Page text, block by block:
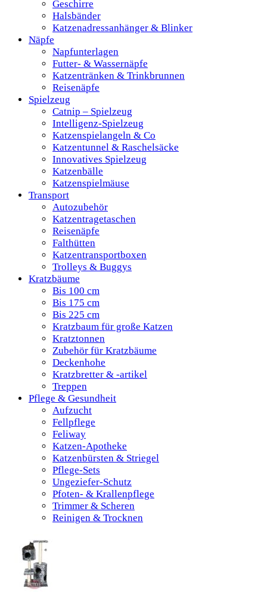
Geschirre
Halsbänder
Katzenadressanhänger & Blinker
Näpfe
Napfunterlagen
Futter- & Wassernäpfe
Katzentränken & Trinkbrunnen
Reisenäpfe
Spielzeug
Catnip – Spielzeug
Intelligenz-Spielzeug
Katzenspielangeln & Co
Katzentunnel & Raschelsäcke
Innovatives Spielzeug
Katzenbälle
Katzenspielmäuse
Transport
Autozubehör
Katzentragetaschen
Reisenäpfe
Falthütten
Katzentransportboxen
Trolleys & Buggys
Kratzbäume
Bis 100 cm
Bis 175 cm
Bis 225 cm
Kratzbaum für große Katzen
Kratztonnen
Zubehör für Kratzbäume
Deckenhohe
Kratzbretter & -artikel
Treppen
Pflege & Gesundheit
Aufzucht
Fellpflege
Feliway
Katzen-Apotheke
Katzenbürsten & Striegel
Pflege-Sets
Ungeziefer-Schutz
Pfoten- & Krallenpflege
Trimmer & Scheren
Reinigen & Trocknen